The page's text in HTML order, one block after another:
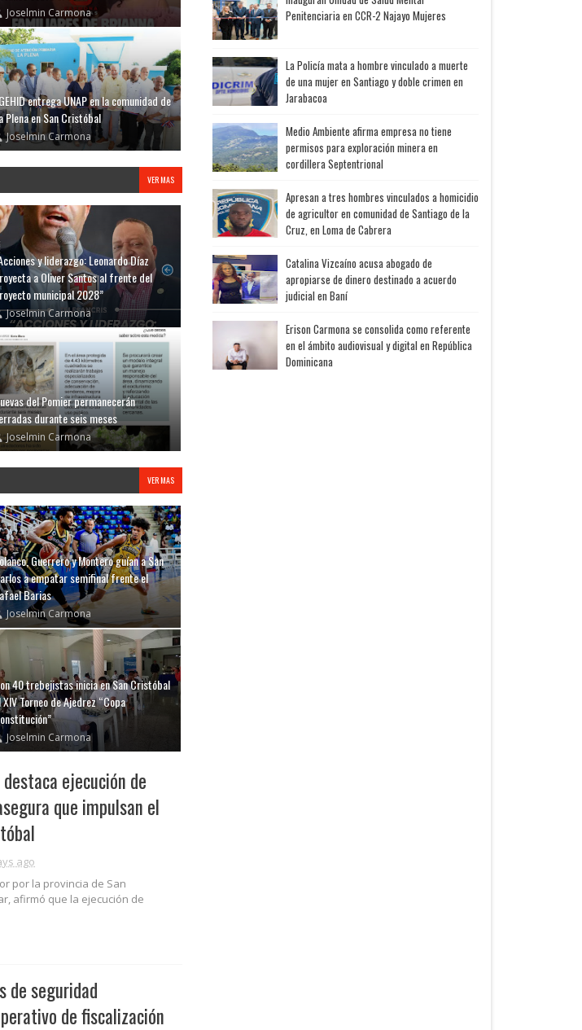
Joselmin Carmona
entrega UNAP en la comunidad de
Plena en San Cristóbal
Joselmin Carmona
VER MAS
y liderazgo: Leonardo Díaz
a Oliver Santos al frente del
municipal 2028”
Joselmin Carmona
del Pomier permanecerán
durante seis meses
Joselmin Carmona
VER MAS
Guerrero y Montero guían a San
a empatar semifinal frente el
Barias
Joselmin Carmona
40 trebejistas inicia en San Cristóbal
XIV Torneo de Ajedrez “Copa
Joselmin Carmona
ejecución de
que impulsan el
ago
por la provincia de San
afirmó que la ejecución de
de seguridad
de fiscalización
Penitenciaria en CCR-2 Najayo Mujeres
La Policía mata a hombre vinculado a muerte
de una mujer en Santiago y doble crimen en
Jarabacoa
Medio Ambiente afirma empresa no tiene
permisos para exploración minera en
cordillera Septentrional
Apresan a tres hombres vinculados a homicidio
de agricultor en comunidad de Santiago de la
Cruz, en Loma de Cabrera
Catalina Vizcaíno acusa abogado de
apropiarse de dinero destinado a acuerdo
judicial en Baní
Erison Carmona se consolida como referente
en el ámbito audiovisual y digital en República
Dominicana